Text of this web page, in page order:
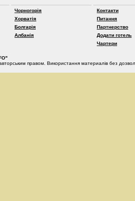
Чорногорія
Хорватія
Болгарія
Албанія
Контакти
Питання
Партнерство
Додати готель
Чартери
правом. Використання материалів без